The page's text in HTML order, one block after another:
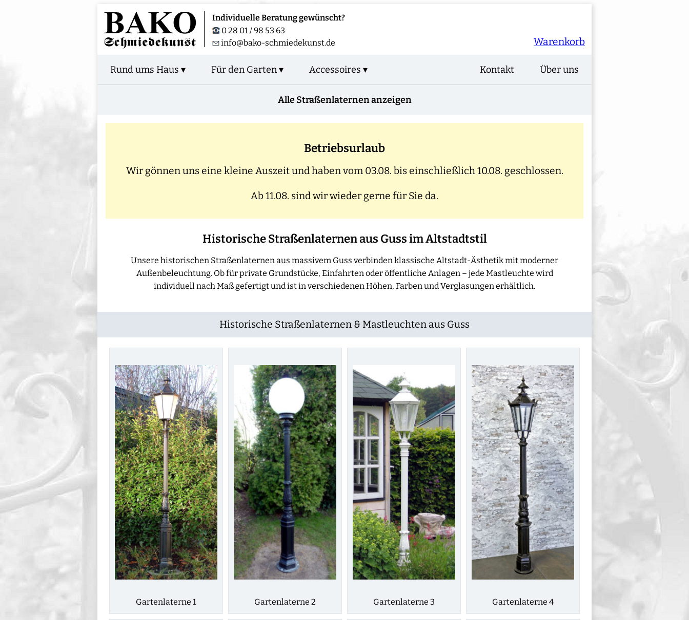
Individuelle Beratung gewünscht?
0 28 01 / 98 53 63
info@bako-schmiedekunst.de
Warenkorb
Rund ums Haus ▾ Für den Garten ▾ Accessoires ▾ Über uns
Kontakt
Alle Straßenlaternen anzeigen
Betriebsurlaub
Wir gönnen uns eine kleine Auszeit und haben vom 03.08. bis einschließlich 10.08. geschlossen.
Ab 11.08. sind wir wieder gerne für Sie da.
Historische Straßenlaternen aus Guss im Altstadtstil
Unsere historischen Straßenlaternen aus massivem Guss verbinden klassische Altstadt-Ästhetik mit moderner
Außenbeleuchtung. Ob für private Grundstücke, Einfahrten oder öffentliche Anlagen – jede Mastleuchte wird
individuell nach Maß gefertigt und ist in verschiedenen Höhen, Farben und Verglasungen erhältlich.
Historische Straßenlaternen & Mastleuchten aus Guss
Gartenlaterne 1 Gartenlaterne 2 Gartenlaterne 3 Gartenlaterne 4